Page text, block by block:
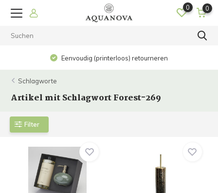
0 0
Eenvoudig (printerloos) retourneren
Schlagworte
Artikel mit Schlagwort Forest-269
Filter